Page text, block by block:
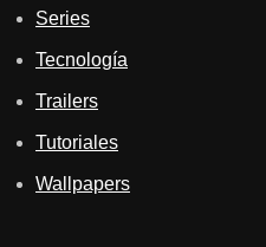
Series
Tecnología
Trailers
Tutoriales
Wallpapers